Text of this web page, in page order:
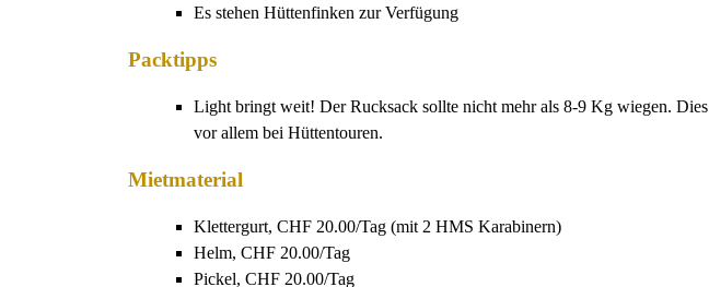
Es stehen Hüttenfinken zur Verfügung
Packtipps
Light bringt weit! Der Rucksack sollte nicht mehr als 8-9 Kg wiegen. Dies
vor allem bei Hüttentouren.
Mietmaterial
Klettergurt, CHF 20.00/Tag (mit 2 HMS Karabinern)
Helm, CHF 20.00/Tag
Pickel, CHF 20.00/Tag